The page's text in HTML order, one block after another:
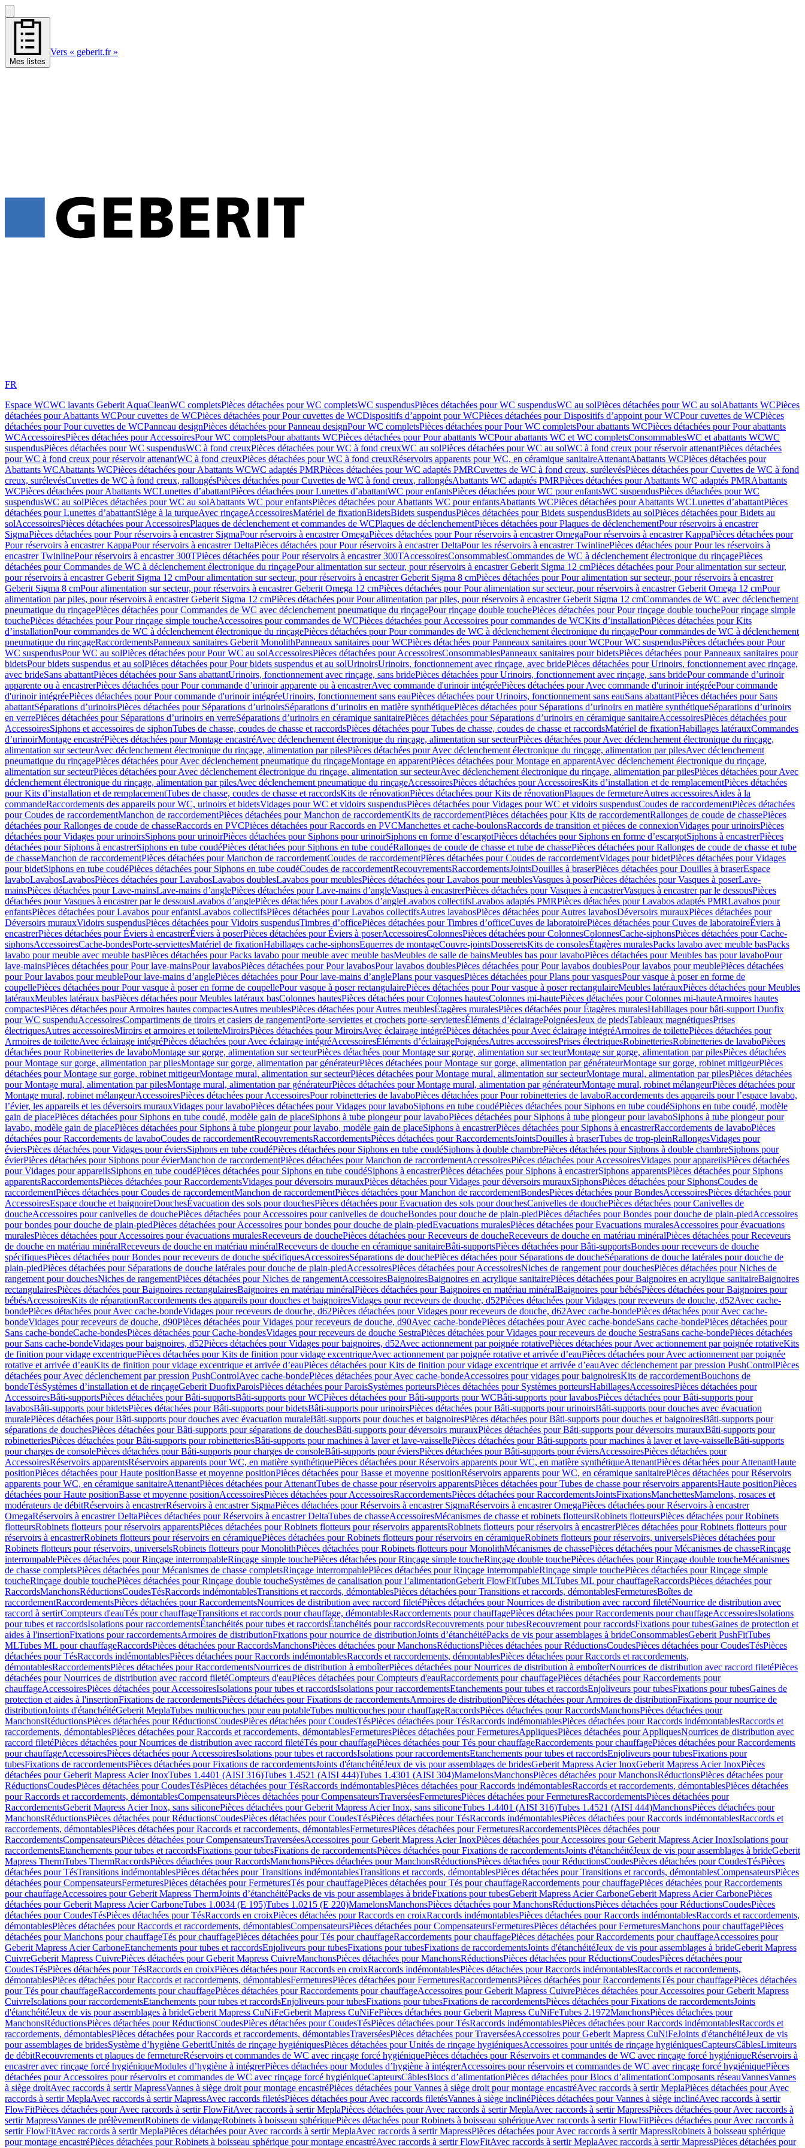
Mes listes
Vers « geberit.fr »
FR
Espace WCWC lavants Geberit AquaCleanWC completsPièces détachées pour WC completsWC suspendusPièces détachées pour WC suspendusWC au solPièces détachées pour WC au solAbattants WCPièces
détachées pour Abattants WCPour cuvettes de WCPièces détachées pour Pour cuvettes de WCDispositifs d’appoint pour WCPièces détachées pour Dispositifs d’appoint pour WCPour cuvettes de WCPièces
détachées pour Pour cuvettes de WCPanneau designPièces détachées pour Panneau designPour WC completsPièces détachées pour Pour WC completsPour abattants WCPièces détachées pour Pour abattants
WCAccessoiresPièces détachées pour AccessoiresPour WC completsPour abattants WCPièces détachées pour Pour abattants WCPour abattants WC et WC completsConsommablesWC et abattants WCWC
suspendusPièces détachées pour WC suspendusWC à fond creuxPièces détachées pour WC à fond creuxWC au solPièces détachées pour WC au solWC à fond creux pour réservoir attenantPièces détachées
pour WC à fond creux pour réservoir attenantWC à fond creuxPièces détachées pour WC à fond creuxRéservoirs apparents pour WC, en céramique sanitaireAttenantAbattants WCPièces détachées pour
Abattants WCAbattants WCPièces détachées pour Abattants WCWC adaptés PMRPièces détachées pour WC adaptés PMRCuvettes de WC à fond creux, surélevésPièces détachées pour Cuvettes de WC à fond
creux, surélevésCuvettes de WC à fond creux, rallongésPièces détachées pour Cuvettes de WC à fond creux, rallongésAbattants WC adaptés PMRPièces détachées pour Abattants WC adaptés PMRAbattants
WCPièces détachées pour Abattants WCLunettes d’abattantPièces détachées pour Lunettes d’abattantWC pour enfantsPièces détachées pour WC pour enfantsWC suspendusPièces détachées pour WC
suspendusWC au solPièces détachées pour WC au solAbattants WC pour enfantsPièces détachées pour Abattants WC pour enfantsAbattants WCPièces détachées pour Abattants WCLunettes d’abattantPièces
détachées pour Lunettes d’abattantSiège à la turqueAvec rinçageAccessoiresMatériel de fixationBidetsBidets suspendusPièces détachées pour Bidets suspendusBidets au solPièces détachées pour Bidets au
solAccessoiresPièces détachées pour AccessoiresPlaques de déclenchement et commandes de WCPlaques de déclenchementPièces détachées pour Plaques de déclenchementPour réservoirs à encastrer
SigmaPièces détachées pour Pour réservoirs à encastrer SigmaPour réservoirs à encastrer OmegaPièces détachées pour Pour réservoirs à encastrer OmegaPour réservoirs à encastrer KappaPièces détachées pour
Pour réservoirs à encastrer KappaPour réservoirs à encastrer DeltaPièces détachées pour Pour réservoirs à encastrer DeltaPour les réservoirs à encastrer TwinlinePièces détachées pour Pour les réservoirs à
encastrer TwinlinePour réservoirs à encastrer 300TPièces détachées pour Pour réservoirs à encastrer 300TAccessoiresConsommablesCommandes de WC à déclenchement électronique du rinçagePièces
détachées pour Commandes de WC à déclenchement électronique du rinçagePour alimentation sur secteur, pour réservoirs à encastrer Geberit Sigma 12 cmPièces détachées pour Pour alimentation sur secteur,
pour réservoirs à encastrer Geberit Sigma 12 cmPour alimentation sur secteur, pour réservoirs à encastrer Geberit Sigma 8 cmPièces détachées pour Pour alimentation sur secteur, pour réservoirs à encastrer
Geberit Sigma 8 cmPour alimentation sur secteur, pour réservoirs à encastrer Geberit Omega 12 cmPièces détachées pour Pour alimentation sur secteur, pour réservoirs à encastrer Geberit Omega 12 cmPour
alimentation par piles, pour réservoirs à encastrer Geberit Sigma 12 cmPièces détachées pour Pour alimentation par piles, pour réservoirs à encastrer Geberit Sigma 12 cmCommandes de WC avec déclenchement
pneumatique du rinçagePièces détachées pour Commandes de WC avec déclenchement pneumatique du rinçagePour rinçage double touchePièces détachées pour Pour rinçage double touchePour rinçage simple
touchePièces détachées pour Pour rinçage simple toucheAccessoires pour commandes de WCPièces détachées pour Accessoires pour commandes de WCKits d’installationPièces détachées pour Kits
d’installationPour commandes de WC à déclenchement électronique du rinçagePièces détachées pour Pour commandes de WC à déclenchement électronique du rinçagePour commandes de WC à déclenchement
pneumatique du rinçageRaccordementsPanneaux sanitaires Geberit MonolithPanneaux sanitaires pour WCPièces détachées pour Panneaux sanitaires pour WCPour WC suspendusPièces détachées pour Pour
WC suspendusPour WC au solPièces détachées pour Pour WC au solAccessoiresPièces détachées pour AccessoiresConsommablesPanneaux sanitaires pour bidetsPièces détachées pour Panneaux sanitaires pour
bidetsPour bidets suspendus et au solPièces détachées pour Pour bidets suspendus et au solUrinoirsUrinoirs, fonctionnement avec rinçage, avec bridePièces détachées pour Urinoirs, fonctionnement avec rinçage,
avec brideSans abattantPièces détachées pour Sans abattantUrinoirs, fonctionnement avec rinçage, sans bridePièces détachées pour Urinoirs, fonctionnement avec rinçage, sans bridePour commande d’urinoir
apparente ou à encastrerPièces détachées pour Pour commande d’urinoir apparente ou à encastrerAvec commande d'urinoir intégréePièces détachées pour Avec commande d'urinoir intégréePour commande
d'urinoir intégréePièces détachées pour Pour commande d'urinoir intégréeUrinoirs, fonctionnement sans eauPièces détachées pour Urinoirs, fonctionnement sans eauSans abattantPièces détachées pour Sans
abattantSéparations d’urinoirsPièces détachées pour Séparations d’urinoirsSéparations d’urinoirs en matière synthétiquePièces détachées pour Séparations d’urinoirs en matière synthétiqueSéparations d’urinoirs
en verrePièces détachées pour Séparations d’urinoirs en verreSéparations d’urinoirs en céramique sanitairePièces détachées pour Séparations d’urinoirs en céramique sanitaireAccessoiresPièces détachées pour
AccessoiresSiphons et accessoires de siphonTubes de chasse, coudes de chasse et raccordsPièces détachées pour Tubes de chasse, coudes de chasse et raccordsMatériel de fixationHabillages latérauxCommandes
dʼurinoirMontage encastréPièces détachées pour Montage encastréAvec déclenchement électronique du rinçage, alimentation sur secteurPièces détachées pour Avec déclenchement électronique du rinçage,
alimentation sur secteurAvec déclenchement électronique du rinçage, alimentation par pilesPièces détachées pour Avec déclenchement électronique du rinçage, alimentation par pilesAvec déclenchement
pneumatique du rinçagePièces détachées pour Avec déclenchement pneumatique du rinçageMontage en apparentPièces détachées pour Montage en apparentAvec déclenchement électronique du rinçage,
alimentation sur secteurPièces détachées pour Avec déclenchement électronique du rinçage, alimentation sur secteurAvec déclenchement électronique du rinçage, alimentation par pilesPièces détachées pour Avec
déclenchement électronique du rinçage, alimentation par pilesAvec déclenchement pneumatique du rinçageAccessoiresPièces détachées pour AccessoiresKits d’installation et de remplacementPièces détachées
pour Kits d’installation et de remplacementTubes de chasse, coudes de chasse et raccordsKits de rénovationPièces détachées pour Kits de rénovationPlaques de fermetureAutres accessoiresAides à la
commandeRaccordements des appareils pour WC, urinoirs et bidetsVidages pour WC et vidoirs suspendusPièces détachées pour Vidages pour WC et vidoirs suspendusCoudes de raccordementPièces détachées
pour Coudes de raccordementManchon de raccordementPièces détachées pour Manchon de raccordementKits de raccordementPièces détachées pour Kits de raccordementRallonges de coude de chassePièces
détachées pour Rallonges de coude de chasseRaccords en PVCPièces détachées pour Raccords en PVCManchettes et cache-boulonsRaccords de transition et pièces de connexionVidages pour urinoirsPièces
détachées pour Vidages pour urinoirsSiphons pour urinoirPièces détachées pour Siphons pour urinoirSiphons en forme d’escargotPièces détachées pour Siphons en forme d’escargotSiphons à encastrerPièces
détachées pour Siphons à encastrerSiphons en tube coudéPièces détachées pour Siphons en tube coudéRallonges de coude de chasse et tube de chassePièces détachées pour Rallonges de coude de chasse et tube
de chasseManchon de raccordementPièces détachées pour Manchon de raccordementCoudes de raccordementPièces détachées pour Coudes de raccordementVidages pour bidetPièces détachées pour Vidages
pour bidetSiphons en tube coudéPièces détachées pour Siphons en tube coudéCoudes de raccordementRecouvrementsRaccordementsJointsDouilles à braserPièces détachées pour Douilles à braserEspace
lavaboLavabosLavabosPièces détachées pour LavabosLavabos doublesLavabos pour meublesPièces détachées pour Lavabos pour meublesVasques à poserPièces détachées pour Vasques à poserLave-
mainsPièces détachées pour Lave-mainsLave-mains d’anglePièces détachées pour Lave-mains d’angleVasques à encastrerPièces détachées pour Vasques à encastrerVasques à encastrer par le dessousPièces
détachées pour Vasques à encastrer par le dessousLavabos d’anglePièces détachées pour Lavabos d’angleLavabos collectifsLavabos adaptés PMRPièces détachées pour Lavabos adaptés PMRLavabos pour
enfantsPièces détachées pour Lavabos pour enfantsLavabos collectifsPièces détachées pour Lavabos collectifsAutres lavabosPièces détachées pour Autres lavabosDéversoirs murauxPièces détachées pour
Déversoirs murauxVidoirs suspendusPièces détachées pour Vidoirs suspendusTimbres dʼofficePièces détachées pour Timbres dʼofficeCuves de laboratoirePièces détachées pour Cuves de laboratoireÉviers à
encastrerPièces détachées pour Éviers à encastrerÉviers à poserPièces détachées pour Éviers à poserAccessoiresColonnesPièces détachées pour ColonnesColonnesCache-siphonsPièces détachées pour Cache-
siphonsAccessoiresCache-bondesPorte-serviettesMatériel de fixationHabillages cache-siphonsEquerres de montageCouvre-jointsDosseretsKits de consolesÉtagères muralesPacks lavabo avec meuble basPacks
lavabo pour meuble avec meuble basPièces détachées pour Packs lavabo pour meuble avec meuble basMeubles de salle de bainsMeubles bas pour lavaboPièces détachées pour Meubles bas pour lavaboPour
lave-mainsPièces détachées pour Pour lave-mainsPour lavabosPièces détachées pour Pour lavabosPour lavabos doublesPièces détachées pour Pour lavabos doublesPour lavabos pour meublePièces détachées
pour Pour lavabos pour meublePour lave-mains d’anglePièces détachées pour Pour lave-mains d’anglePlans pour vasquesPièces détachées pour Plans pour vasquesPour vasque à poser en forme de
coupellePièces détachées pour Pour vasque à poser en forme de coupellePour vasque à poser rectangulairePièces détachées pour Pour vasque à poser rectangulaireMeubles latérauxPièces détachées pour Meubles
latérauxMeubles latéraux basPièces détachées pour Meubles latéraux basColonnes hautesPièces détachées pour Colonnes hautesColonnes mi-hautePièces détachées pour Colonnes mi-hauteArmoires hautes
compactesPièces détachées pour Armoires hautes compactesAutres meublesPièces détachées pour Autres meublesÉtagères muralesPièces détachées pour Étagères muralesHabillages pour bâti-support Duofix
pour WC suspenduAccessoiresCompartiments de tiroirs et casiers de rangementPorte-serviettes et crochets porte-serviettesÉléments d’éclairagePoignéesJeux de piedsTableaux magnétiquesPrises
électriquesAutres accessoiresMiroirs et armoires et toiletteMiroirsPièces détachées pour MiroirsAvec éclairage intégréPièces détachées pour Avec éclairage intégréArmoires de toilettePièces détachées pour
Armoires de toiletteAvec éclairage intégréPièces détachées pour Avec éclairage intégréAccessoiresÉléments d’éclairagePoignéesAutres accessoiresPrises électriquesRobinetteriesRobinetteries de lavaboPièces
détachées pour Robinetteries de lavaboMontage sur gorge, alimentation sur secteurPièces détachées pour Montage sur gorge, alimentation sur secteurMontage sur gorge, alimentation par pilesPièces détachées
pour Montage sur gorge, alimentation par pilesMontage sur gorge, alimentation par générateurPièces détachées pour Montage sur gorge, alimentation par générateurMontage sur gorge, robinet mitigeurPièces
détachées pour Montage sur gorge, robinet mitigeurMontage mural, alimentation sur secteurPièces détachées pour Montage mural, alimentation sur secteurMontage mural, alimentation par pilesPièces détachées
pour Montage mural, alimentation par pilesMontage mural, alimentation par générateurPièces détachées pour Montage mural, alimentation par générateurMontage mural, robinet mélangeurPièces détachées pour
Montage mural, robinet mélangeurAccessoiresPièces détachées pour AccessoiresPour robinetteries de lavaboPièces détachées pour Pour robinetteries de lavaboRaccordements des appareils pour l’espace lavabo,
l’évier, les appareils et les déversoirs murauxVidages pour lavaboPièces détachées pour Vidages pour lavaboSiphons en tube coudéPièces détachées pour Siphons en tube coudéSiphons en tube coudé, modèle
gain de placePièces détachées pour Siphons en tube coudé, modèle gain de placeSiphons à tube plongeur pour lavaboPièces détachées pour Siphons à tube plongeur pour lavaboSiphons à tube plongeur pour
lavabo, modèle gain de placePièces détachées pour Siphons à tube plongeur pour lavabo, modèle gain de placeSiphons à encastrerPièces détachées pour Siphons à encastrerRaccordements de lavaboPièces
détachées pour Raccordements de lavaboCoudes de raccordementRecouvrementsRaccordementsPièces détachées pour RaccordementsJointsDouilles à braserTubes de trop-pleinRallongesVidages pour
éviersPièces détachées pour Vidages pour éviersSiphons en tube coudéPièces détachées pour Siphons en tube coudéSiphons à double chambrePièces détachées pour Siphons à double chambreSiphons pour
évierPièces détachées pour Siphons pour évierManchon de raccordementPièces détachées pour Manchon de raccordementAccessoiresPièces détachées pour AccessoiresVidages pour appareilsPièces détachées
pour Vidages pour appareilsSiphons en tube coudéPièces détachées pour Siphons en tube coudéSiphons à encastrerPièces détachées pour Siphons à encastrerSiphons apparentsPièces détachées pour Siphons
apparentsRaccordementsPièces détachées pour RaccordementsVidages pour déversoirs murauxPièces détachées pour Vidages pour déversoirs murauxSiphonsPièces détachées pour SiphonsCoudes de
raccordementPièces détachées pour Coudes de raccordementManchon de raccordementPièces détachées pour Manchon de raccordementBondesPièces détachées pour BondesAccessoiresPièces détachées pour
AccessoiresEspace douche et baignoireDouchesÉvacuation des sols pour douchesPièces détachées pour Évacuation des sols pour douchesCanivelles de douchePièces détachées pour Canivelles de
doucheAccessoires pour canivelles de douchePièces détachées pour Accessoires pour canivelles de doucheBondes pour douche de plain-piedPièces détachées pour Bondes pour douche de plain-piedAccessoires
pour bondes pour douche de plain-piedPièces détachées pour Accessoires pour bondes pour douche de plain-piedEvacuations muralesPièces détachées pour Evacuations muralesAccessoires pour évacuations
muralesPièces détachées pour Accessoires pour évacuations muralesReceveurs de douchePièces détachées pour Receveurs de doucheReceveurs de douche en matériau minéralPièces détachées pour Receveurs
de douche en matériau minéralReceveurs de douche en matériau minéralReceveurs de douche en céramique sanitaireBâti-supportsPièces détachées pour Bâti-supportsBondes pour receveurs de douche
spécifiquesPièces détachées pour Bondes pour receveurs de douche spécifiquesAccessoiresSéparations de douchePièces détachées pour Séparations de doucheSéparations de douche latérales pour douche de
plain-piedPièces détachées pour Séparations de douche latérales pour douche de plain-piedAccessoiresPièces détachées pour AccessoiresNiches de rangement pour douchesPièces détachées pour Niches de
rangement pour douchesNiches de rangementPièces détachées pour Niches de rangementAccessoiresBaignoiresBaignoires en acrylique sanitairePièces détachées pour Baignoires en acrylique sanitaireBaignoires
rectangulairesPièces détachées pour Baignoires rectangulairesBaignoires en matériau minéralPièces détachées pour Baignoires en matériau minéralBaignoires pour bébésPièces détachées pour Baignoires pour
bébésAccessoiresKits de réparationRaccordements des appareils pour douches et baignoiresVidages pour receveurs de douche, d52Pièces détachées pour Vidages pour receveurs de douche, d52Avec cache-
bondePièces détachées pour Avec cache-bondeVidages pour receveurs de douche, d62Pièces détachées pour Vidages pour receveurs de douche, d62Avec cache-bondePièces détachées pour Avec cache-
bondeVidages pour receveurs de douche, d90Pièces détachées pour Vidages pour receveurs de douche, d90Avec cache-bondePièces détachées pour Avec cache-bondeSans cache-bondePièces détachées pour
Sans cache-bondeCache-bondesPièces détachées pour Cache-bondesVidages pour receveurs de douche SestraPièces détachées pour Vidages pour receveurs de douche SestraSans cache-bondePièces détachées
pour Sans cache-bondeVidages pour baignoires, d52Pièces détachées pour Vidages pour baignoires, d52Avec actionnement par poignée rotativePièces détachées pour Avec actionnement par poignée rotativeKits
de finition pour vidage excentriquePièces détachées pour Kits de finition pour vidage excentriqueAvec actionnement par poignée rotative et arrivée d’eauPièces détachées pour Avec actionnement par poignée
rotative et arrivée d’eauKits de finition pour vidage excentrique et arrivée d’eauPièces détachées pour Kits de finition pour vidage excentrique et arrivée d’eauAvec déclenchement par pression PushControlPièces
détachées pour Avec déclenchement par pression PushControlAvec cache-bondePièces détachées pour Avec cache-bondeAccessoires pour vidages pour baignoiresKits de raccordementBouchons de
bondeTésSystèmes d’installation et de rinçageGeberit DuofixParoisPièces détachées pour ParoisSystèmes porteursPièces détachées pour Systèmes porteursHabillagesAccessoiresPièces détachées pour
AccessoiresBâti-supportsPièces détachées pour Bâti-supportsBâti-supports pour WCPièces détachées pour Bâti-supports pour WCBâti-supports pour lavabosPièces détachées pour Bâti-supports pour
lavabosBâti-supports pour bidetsPièces détachées pour Bâti-supports pour bidetsBâti-supports pour urinoirsPièces détachées pour Bâti-supports pour urinoirsBâti-supports pour douches avec évacuation
muralePièces détachées pour Bâti-supports pour douches avec évacuation muraleBâti-supports pour douches et baignoiresPièces détachées pour Bâti-supports pour douches et baignoiresBâti-supports pour
séparations de douchesPièces détachées pour Bâti-supports pour séparations de douchesBâti-supports pour déversoirs murauxPièces détachées pour Bâti-supports pour déversoirs murauxBâti-supports pour
robinetteriesPièces détachées pour Bâti-supports pour robinetteriesBâti-supports pour machines à laver et lave-vaissellePièces détachées pour Bâti-supports pour machines à laver et lave-vaisselleBâti-supports
pour charges de consolePièces détachées pour Bâti-supports pour charges de consoleBâti-supports pour éviersPièces détachées pour Bâti-supports pour éviersAccessoiresPièces détachées pour
AccessoiresRéservoirs apparentsRéservoirs apparents pour WC, en matière synthétiquePièces détachées pour Réservoirs apparents pour WC, en matière synthétiqueAttenantPièces détachées pour AttenantHaute
positionPièces détachées pour Haute positionBasse et moyenne positionPièces détachées pour Basse et moyenne positionRéservoirs apparents pour WC, en céramique sanitairePièces détachées pour Réservoirs
apparents pour WC, en céramique sanitaireAttenantPièces détachées pour AttenantTubes de chasse pour réservoirs apparentsPièces détachées pour Tubes de chasse pour réservoirs apparentsHaute positionPièces
détachées pour Haute positionBasse et moyenne positionAccessoiresPièces détachées pour AccessoiresRaccordementsPièces détachées pour RaccordementsJointsFixationsManchettesMamelons, rosaces et
modérateurs de débitRéservoirs à encastrerRéservoirs à encastrer SigmaPièces détachées pour Réservoirs à encastrer SigmaRéservoirs à encastrer OmegaPièces détachées pour Réservoirs à encastrer
OmegaRéservoirs à encastrer DeltaPièces détachées pour Réservoirs à encastrer DeltaTubes de chasseAccessoiresMécanismes de chasse et robinets flotteursRobinets flotteursPièces détachées pour Robinets
flotteursRobinets flotteurs pour réservoirs apparentsPièces détachées pour Robinets flotteurs pour réservoirs apparentsRobinets flotteurs pour réservoirs à encastrerPièces détachées pour Robinets flotteurs pour
réservoirs à encastrerRobinets flotteurs pour réservoirs en céramiquePièces détachées pour Robinets flotteurs pour réservoirs en céramiqueRobinets flotteurs pour réservoirs, universelsPièces détachées pour
Robinets flotteurs pour réservoirs, universelsRobinets flotteurs pour MonolithPièces détachées pour Robinets flotteurs pour MonolithMécanismes de chassePièces détachées pour Mécanismes de chasseRinçage
interrompablePièces détachées pour Rinçage interrompableRinçage simple touchePièces détachées pour Rinçage simple toucheRinçage double touchePièces détachées pour Rinçage double toucheMécanismes
de chasse completsPièces détachées pour Mécanismes de chasse completsRinçage interrompablePièces détachées pour Rinçage interrompableRinçage simple touchePièces détachées pour Rinçage simple
toucheRinçage double touchePièces détachées pour Rinçage double toucheSystèmes de canalisation pour l’alimentationGeberit FlowFitTubes MLTubes ML pour chauffageRaccordsPièces détachées pour
RaccordsManchonsRéductionsCoudesTésRaccords indémontablesTransitions et raccords, démontablesPièces détachées pour Transitions et raccords, démontablesFermeturesBoîtes de
raccordementRaccordementsPièces détachées pour RaccordementsNourrices de distribution avec raccord filetéPièces détachées pour Nourrices de distribution avec raccord filetéNourrice de distribution avec
raccord à sertirCompteurs d'eauTés pour chauffageTransitions et raccords pour chauffage, démontablesRaccordements pour chauffagePièces détachées pour Raccordements pour chauffageAccessoiresIsolations
pour tubes et raccordsIsolations pour raccordementsÉtanchéités pour tubes et raccordsÉtanchéités pour raccordsRecouvrements pour tubesRecouvrement pour raccordsFixations pour tubesGaines de protection et
aides à l'insertionFixations pour raccordementsArmoires de distributionFixations pour nourrice de distributionJoints d’étanchéitéPacks de vis pour assemblages à brideConsommablesGeberit PushFitTubes
MLTubes ML pour chauffageRaccordsPièces détachées pour RaccordsManchonsPièces détachées pour ManchonsRéductionsPièces détachées pour RéductionsCoudesPièces détachées pour CoudesTésPièces
détachées pour TésRaccords indémontablesPièces détachées pour Raccords indémontablesRaccords et raccordements, démontablesPièces détachées pour Raccords et raccordements,
démontablesRaccordementsPièces détachées pour RaccordementsNourrices de distribution à emboîterPièces détachées pour Nourrices de distribution à emboîterNourrices de distribution avec raccord filetéPièces
détachées pour Nourrices de distribution avec raccord filetéCompteurs d'eauPièces détachées pour Compteurs d'eauRaccordements pour chauffagePièces détachées pour Raccordements pour
chauffageAccessoiresPièces détachées pour AccessoiresIsolations pour tubes et raccordsIsolations pour raccordementsEtanchements pour tubes et raccordsEnjoliveurs pour tubesFixations pour tubesGaines de
protection et aides à l'insertionFixations de raccordementsPièces détachées pour Fixations de raccordementsArmoires de distributionPièces détachées pour Armoires de distributionFixations pour nourrice de
distributionJoints d'étanchéitéGeberit MeplaTubes multicouches pour eau potableTubes multicouches pour chauffageRaccordsPièces détachées pour RaccordsManchonsPièces détachées pour
ManchonsRéductionsPièces détachées pour RéductionsCoudesPièces détachées pour CoudesTésPièces détachées pour TésRaccords indémontablesPièces détachées pour Raccords indémontablesRaccords et
raccordements, démontablesPièces détachées pour Raccords et raccordements, démontablesFermeturesPièces détachées pour FermeturesAppliquesPièces détachées pour AppliquesNourrices de distribution avec
raccord filetéPièces détachées pour Nourrices de distribution avec raccord filetéTés pour chauffagePièces détachées pour Tés pour chauffageRaccordements pour chauffagePièces détachées pour Raccordements
pour chauffageAccessoiresPièces détachées pour AccessoiresIsolations pour tubes et raccordsIsolations pour raccordementsEtanchements pour tubes et raccordsEnjoliveurs pour tubesFixations pour
tubesFixations de raccordementsPièces détachées pour Fixations de raccordementsJoints d'étanchéitéJeux de vis pour assemblages de bridesGeberit Mapress Acier InoxGeberit Mapress Acier InoxPièces
détachées pour Geberit Mapress Acier InoxTubes 1.4401 (AISI 316)Tubes 1.4521 (AISI 444)Tubes 1.4301 (AISI 304)MamelonsManchonsPièces détachées pour ManchonsRéductionsPièces détachées pour
RéductionsCoudesPièces détachées pour CoudesTésPièces détachées pour TésRaccords indémontablesPièces détachées pour Raccords indémontablesRaccords et raccordements, démontablesPièces détachées
pour Raccords et raccordements, démontablesCompensateursPièces détachées pour CompensateursTraverséesFermeturesPièces détachées pour FermeturesRaccordementsPièces détachées pour
RaccordementsGeberit Mapress Acier Inox, sans siliconePièces détachées pour Geberit Mapress Acier Inox, sans siliconeTubes 1.4401 (AISI 316)Tubes 1.4521 (AISI 444)ManchonsPièces détachées pour
ManchonsRéductionsPièces détachées pour RéductionsCoudesPièces détachées pour CoudesTésPièces détachées pour TésRaccords indémontablesPièces détachées pour Raccords indémontablesRaccords et
raccordements, démontablesPièces détachées pour Raccords et raccordements, démontablesFermeturesPièces détachées pour FermeturesRaccordementsPièces détachées pour
RaccordementsCompensateursPièces détachées pour CompensateursTraverséesAccessoires pour Geberit Mapress Acier InoxPièces détachées pour Accessoires pour Geberit Mapress Acier InoxIsolations pour
raccordementsEtanchements pour tubes et raccordsFixations pour tubesFixations de raccordementsPièces détachées pour Fixations de raccordementsJoints d'étanchéitéJeux de vis pour assemblages à brideGeberit
Mapress ThermTubes ThermRaccordsPièces détachées pour RaccordsManchonsPièces détachées pour ManchonsRéductionsPièces détachées pour RéductionsCoudesPièces détachées pour CoudesTésPièces
détachées pour TésTransitions indémontablesPièces détachées pour Transitions indémontablesTransitions et raccords, démontablesPièces détachées pour Transitions et raccords, démontablesCompensateursPièces
détachées pour CompensateursFermeturesPièces détachées pour FermeturesTés pour chauffagePièces détachées pour Tés pour chauffageRaccordements pour chauffagePièces détachées pour Raccordements
pour chauffageAccessoires pour Geberit Mapress ThermJoints d’étanchéitéPacks de vis pour assemblages à brideFixations pour tubesGeberit Mapress Acier CarboneGeberit Mapress Acier CarbonePièces
détachées pour Geberit Mapress Acier CarboneTubes 1.0034 (E 195)Tubes 1.0215 (E 220)MamelonsManchonsPièces détachées pour ManchonsRéductionsPièces détachées pour RéductionsCoudesPièces
détachées pour CoudesTésPièces détachées pour TésRaccords en croixPièces détachées pour Raccords en croixRaccords indémontablesPièces détachées pour Raccords indémontablesRaccords et raccordements,
démontablesPièces détachées pour Raccords et raccordements, démontablesCompensateursPièces détachées pour CompensateursFermeturesPièces détachées pour FermeturesManchons pour chauffagePièces
détachées pour Manchons pour chauffageTés pour chauffagePièces détachées pour Tés pour chauffageRaccordements pour chauffagePièces détachées pour Raccordements pour chauffageAccessoires pour
Geberit Mapress Acier CarboneEtanchements pour tubes et raccordsEnjoliveurs pour tubesFixations pour tubesFixations de raccordementsJoints d'étanchéitéJeux de vis pour assemblages à brideGeberit Mapress
CuivreGeberit Mapress CuivrePièces détachées pour Geberit Mapress CuivreManchonsPièces détachées pour ManchonsRéductionsPièces détachées pour RéductionsCoudesPièces détachées pour
CoudesTésPièces détachées pour TésRaccords en croixPièces détachées pour Raccords en croixRaccords indémontablesPièces détachées pour Raccords indémontablesRaccords et raccordements,
démontablesPièces détachées pour Raccords et raccordements, démontablesFermeturesPièces détachées pour FermeturesRaccordementsPièces détachées pour RaccordementsTés pour chauffagePièces détachées
pour Tés pour chauffageRaccordements pour chauffagePièces détachées pour Raccordements pour chauffageAccessoires pour Geberit Mapress CuivrePièces détachées pour Accessoires pour Geberit Mapress
CuivreIsolations pour raccordementsEtanchements pour tubes et raccordsEnjoliveurs pour tubesFixations pour tubesFixations de raccordementsPièces détachées pour Fixations de raccordementsJoints
d'étanchéitéJeux de vis pour assemblages à brideGeberit Mapress CuNiFeGeberit Mapress CuNiFePièces détachées pour Geberit Mapress CuNiFeTubes 2.1972ManchonsPièces détachées pour
ManchonsRéductionsPièces détachées pour RéductionsCoudesPièces détachées pour CoudesTésPièces détachées pour TésRaccords indémontablesPièces détachées pour Raccords indémontablesRaccords et
raccordements, démontablesPièces détachées pour Raccords et raccordements, démontablesTraverséesPièces détachées pour TraverséesAccessoires pour Geberit Mapress CuNiFeJoints d'étanchéitéJeux de vis
pour assemblages de bridesSystème d’hygiène GeberitUnités de rinçage hygiéniquesPièces détachées pour Unités de rinçage hygiéniquesAccessoires pour unités de rinçage hygiéniquesCapteursCâblesLimiteurs
de débitRecouvrements et plaques de fermetureRéservoirs et commandes de WC avec rinçage forcé hygiéniquePièces détachées pour Réservoirs et commandes de WC avec rinçage forcé hygiéniqueRéservoirs à
encastrer avec rinçage forcé hygiéniqueModules d’hygiène à intégrerPièces détachées pour Modules d’hygiène à intégrerAccessoires pour réservoirs et commandes de WC avec rinçage forcé hygiéniquePièces
détachées pour Accessoires pour réservoirs et commandes de WC avec rinçage forcé hygiéniqueCapteursCâblesBlocs d’alimentationPièces détachées pour Blocs d’alimentationComposants réseauVannesVannes
à siège droitAvec raccords à sertir MapressVannes à siège droit pour montage encastréPièces détachées pour Vannes à siège droit pour montage encastréAvec raccords à sertir MeplaPièces détachées pour Avec
raccords à sertir MeplaAvec raccords à sertir MapressAvec raccords filetésPièces détachées pour Avec raccords filetésVannes à siège inclinéPièces détachées pour Vannes à siège inclinéAvec raccords à sertir
FlowFitPièces détachées pour Avec raccords à sertir FlowFitAvec raccords à sertir MeplaPièces détachées pour Avec raccords à sertir MeplaAvec raccords à sertir MapressPièces détachées pour Avec raccords à
sertir MapressVannes de prélèvementRobinets de vidangeRobinets à boisseau sphériquePièces détachées pour Robinets à boisseau sphériqueAvec raccords à sertir FlowFitPièces détachées pour Avec raccords à
sertir FlowFitAvec raccords à sertir MeplaPièces détachées pour Avec raccords à sertir MeplaAvec raccords à sertir MapressPièces détachées pour Avec raccords à sertir MapressRobinets à boisseau sphérique
pour montage encastréPièces détachées pour Robinets à boisseau sphérique pour montage encastréAvec raccords à sertir FlowFitAvec raccords à sertir MeplaAvec raccords à sertir MapressPièces détachées pour